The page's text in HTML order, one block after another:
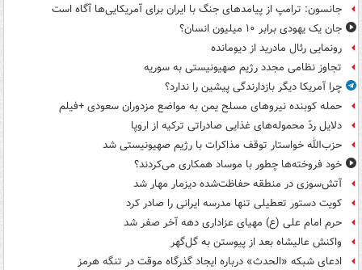
جانسون: ترامپ از پیامدهای جنگ با ایران برای آمریکایی‌ها آگاه است
جان یک یهودی برابر ۱۰ میلیون انسان؟
رونمایی رئال مادرید از دیومانده
تجاوز نظامی مجدد رژیم صهیونیستی به سوریه
چرا آمریکا دیگر بازدارندگی پیشین را ندارد؟
حمله کوبنده نیروهای مسلح یمن به مواضع مزدوران سعودی +فیلم
دلایل ردّ محموله‌های غذایی صادراتی ترکیه از اروپا
حزب‌الله خواستار توقف مذاکرات با رژیم صهیونیستی شد
خود فروخته‌ها چطور با موساد همکاری می‌کردند؟
آتش‌سوزی در منطقه حفاظت‌شده دیزمار مهار شد
کویت دستور تعطیلی تنها مدرسه ایرانی را صادر کرد
حرم امام علی (ع) مهیای عزاداری دهه آخر صفر شد
واکنش عالیشاه بعد از پیوستن به گل‌گهر
ادعای شبکه «الحدث» درباره ایجاد گذرگاه موقت در تنگه هرمز